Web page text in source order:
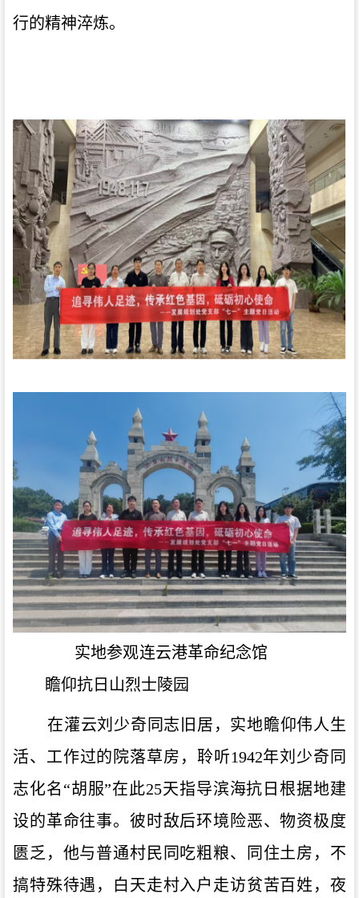
行的精神淬炼。
实地参观连云港革命纪念馆
瞻仰抗日山烈士陵园
在灌云刘少奇同志旧居，实地瞻仰伟人生
活、工作过的院落草房，聆听1942年刘少奇同
志化名“胡服”在此25天指导滨海抗日根据地建
设的革命往事。彼时敌后环境险恶、物资极度
匮乏，他与普通村民同吃粗粮、同住土房，不
搞特殊待遇，白天走村入户走访贫苦百姓，夜